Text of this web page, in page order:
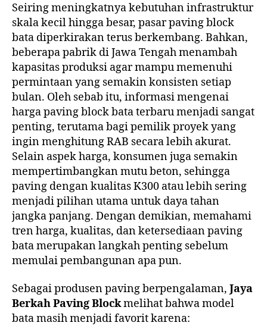
Seiring meningkatnya kebutuhan infrastruktur
skala kecil hingga besar, pasar paving block
bata diperkirakan terus berkembang. Bahkan,
beberapa pabrik di Jawa Tengah menambah
kapasitas produksi agar mampu memenuhi
permintaan yang semakin konsisten setiap
bulan. Oleh sebab itu, informasi mengenai
harga paving block bata terbaru menjadi sangat
penting, terutama bagi pemilik proyek yang
ingin menghitung RAB secara lebih akurat.
Selain aspek harga, konsumen juga semakin
mempertimbangkan mutu beton, sehingga
paving dengan kualitas K300 atau lebih sering
menjadi pilihan utama untuk daya tahan
jangka panjang. Dengan demikian, memahami
tren harga, kualitas, dan ketersediaan paving
bata merupakan langkah penting sebelum
memulai pembangunan apa pun.
Sebagai produsen paving berpengalaman, Jaya
Berkah Paving Blockmelihat bahwa model
bata masih menjadi favorit karena: